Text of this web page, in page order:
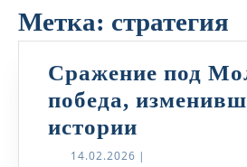
Метка: стратегия
Сражение под
победа,
истории
под
14.02.2026 14.02.2026
|